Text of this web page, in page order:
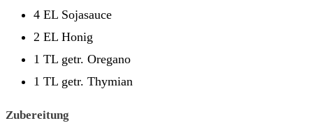
4 EL Sojasauce
2 EL Honig
1 TL getr. Oregano
1 TL getr. Thymian
Zubereitung